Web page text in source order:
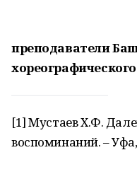
преподаватели
[1] Мустаев Х.Ф.
воспоминаний. –